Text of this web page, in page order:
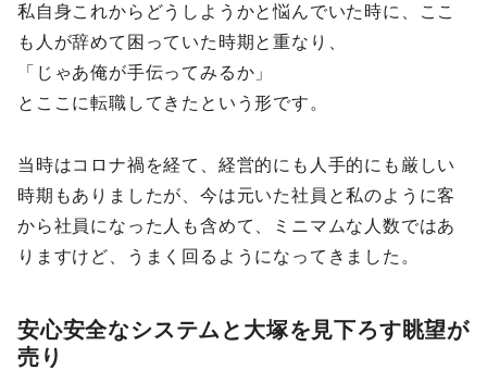
私自身これからどうしようかと悩んでいた時に、ここ
も人が辞めて困っていた時期と重なり、
「じゃあ俺が手伝ってみるか」
とここに転職してきたという形です。
当時はコロナ禍を経て、経営的にも人手的にも厳しい
時期もありましたが、今は元いた社員と私のように客
から社員になった人も含めて、ミニマムな人数ではあ
りますけど、うまく回るようになってきました。
安心安全なシステムと大塚を見下ろす眺望が
売り